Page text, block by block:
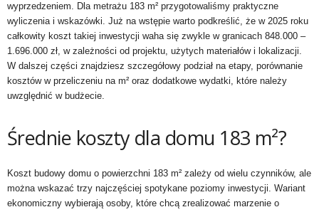
wyprzedzeniem. Dla metrażu 183 m² przygotowaliśmy praktyczne
wyliczenia i wskazówki. Już na wstępie warto podkreślić, że w 2025 roku
całkowity koszt takiej inwestycji waha się zwykle w granicach 848.000 –
1.696.000 zł, w zależności od projektu, użytych materiałów i lokalizacji.
W dalszej części znajdziesz szczegółowy podział na etapy, porównanie
kosztów w przeliczeniu na m² oraz dodatkowe wydatki, które należy
uwzględnić w budżecie.
Średnie koszty dla domu 183 m²?
Koszt budowy domu o powierzchni 183 m² zależy od wielu czynników, ale
można wskazać trzy najczęściej spotykane poziomy inwestycji. Wariant
ekonomiczny wybierają osoby, które chcą zrealizować marzenie o